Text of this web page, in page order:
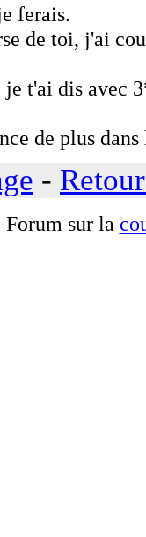
ferais.
de toi, j'ai
je t'ai dis avec
de plus
-
Forum sur la